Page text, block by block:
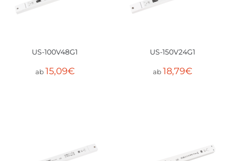
US-100V48G1
ab15,09€
US-150V24G1
ab18,79€